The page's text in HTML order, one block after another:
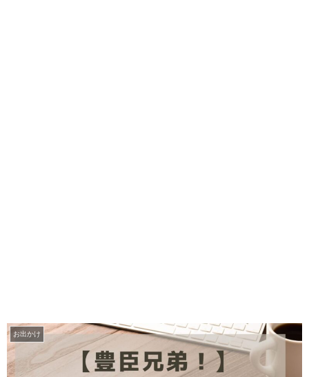
お出かけ